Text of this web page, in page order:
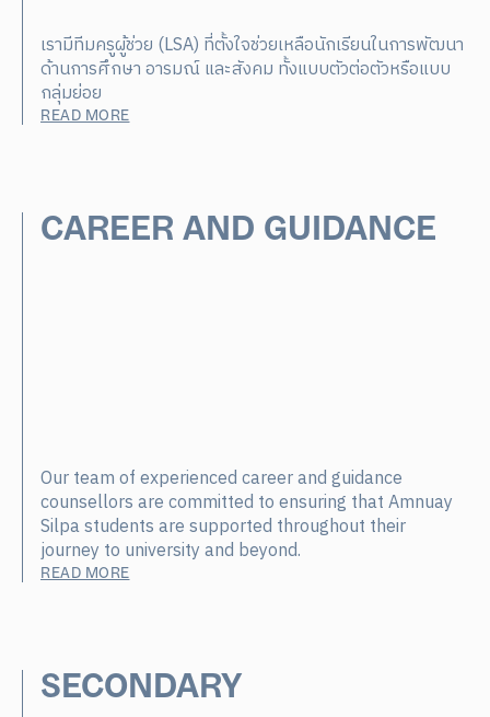
เรามีทีมครูผู้ช่วย (LSA) ที่ตั้งใจช่วยเหลือนักเรียนในการพัฒนา
ด้านการศึกษา อารมณ์ และสังคม ทั้งแบบตัวต่อตัวหรือแบบ
กลุ่มย่อย
READ MORE
CAREER AND GUIDANCE
Our team of experienced career and guidance
counsellors are committed to ensuring that Amnuay
Silpa students are supported throughout their
journey to university and beyond.
READ MORE
SECONDARY